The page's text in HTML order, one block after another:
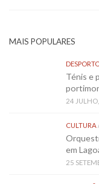
MAIS POPULARES
Ténis e
24
CULTURA
em
25